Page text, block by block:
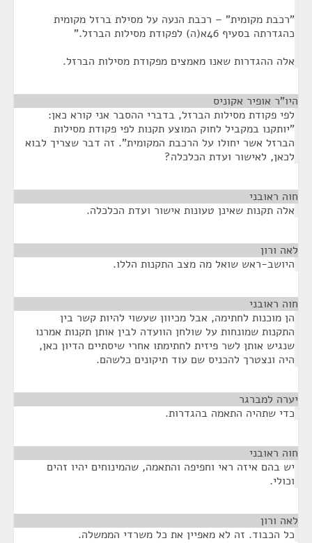
"רכבת מקומית" – רכבת הנעה על מסילת ברזל מקומית
כהגדרתה בסעיף 46א(ה) לפקודת מסילות הברזל."
אלה ההגדרות שאנו מאמצים מפקודת מסילות הברזל.
היו"ר אופיר אקוניס
לפי פקודת מסילות הברזל, בדברי ההסבר אני קורא כאן:
"יותקנו במקביל לחוק המוצע תקנות לפי פקודת מסילות
הברזל אשר יחולו על הרכבת המקומית". זה דבר שצריך לבוא
לכאן, לאישור ועדת הכלכלה?
חוה ראובני
אלה תקנות שאינן טעונות אישור ועדת הכלכלה.
לאה ורון
היושב-ראש שואל מה מצב התקנות הללו.
חוה ראובני
הן מוכנות לחתימה, אבל מכיוון שעשוי להיות קשר בין
התקנות שמונחות על שולחן הוועדה לבין אותן תקנות אמרנו
שנגיש אותן לשר פיזית לחתימתו אחרי שיסתיים הדיון כאן,
היה ונצטרך להכניס שם עוד תיקונים כלשהם.
יערה למברגר
כדי שתהיה התאמה בהגדרות.
חוה ראובני
יש בהם איזה ראי וחפיפה והתאמה, שהמינוחים יהיו זהים
וכולי.
לאה ורון
כל הכבוד. זה לא מאפיין את כל משרדי הממשלה.